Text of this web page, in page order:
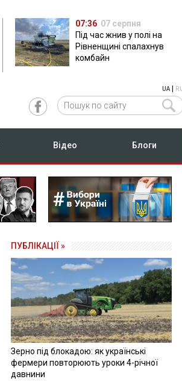
07:36 07 серпня
Під час жнив у полі на
Рівненщині спалахнув
комбайн
UA| RU
Відео Блоги
ПУБЛІКАЦІЇ »
Зерно під блокадою: як українські
фермери повторюють уроки 4-річної
давнини